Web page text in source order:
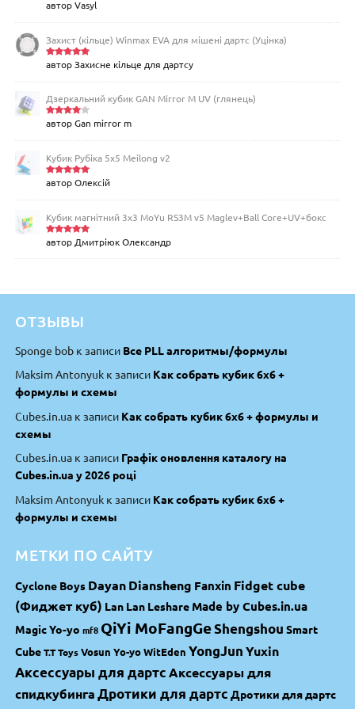
Оцінено
автор Vasyl
Захист (кільце) Winmax EVA для мішені дартс (Уцінка)
Оцінено
автор Захисне кільце для дартсу
Дзеркальний кубик GAN Mirror M UV (глянець)
Оцінен
5
автор Gan mirror m
Кубик Рубіка 5x5 Meilong v2
Оцінено
автор Олексій
Кубик магнітний 3х3 MoYu RS3M v5 Maglev+Ball Core+UV+бокс
Оцінено
автор Дмитріюк Олександр
ОТЗЫВЫ
Sponge bob к записи Все PLL алгоритмы/формулы
Maksim Antonyuk к записи Как собрать кубик 6х6 +
формулы и схемы
Cubes.in.ua к записи Как собрать кубик 6х6 + формулы и
схемы
Cubes.in.ua к записи Графік оновлення каталогу на
Cubes.in.ua у 2026 році
Maksim Antonyuk к записи Как собрать кубик 6х6 +
формулы и схемы
МЕТКИ ПО САЙТУ
Cyclone Boys DayanDiansheng Fanxin Fidget cube
(Фиджет куб) Lan Lan Leshare Made by Cubes.in.ua
Magic Yo-yo mf8 QiYi MoFangGeShengshou Smart
Cube T.T Toys Vosun Yo-yoWitEden YongJun Yuxin
Аксессуары для дартс Аксессуары для
спидкубинга Дротики для дартс Дротики для дартс